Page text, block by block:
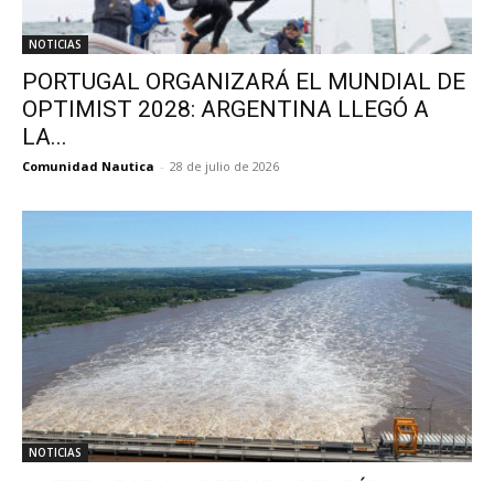
NOTICIAS
PORTUGAL ORGANIZARÁ EL MUNDIAL DE
OPTIMIST 2028: ARGENTINA LLEGÓ A
LA...
Comunidad Nautica - 28 de julio de 2026
NOTICIAS